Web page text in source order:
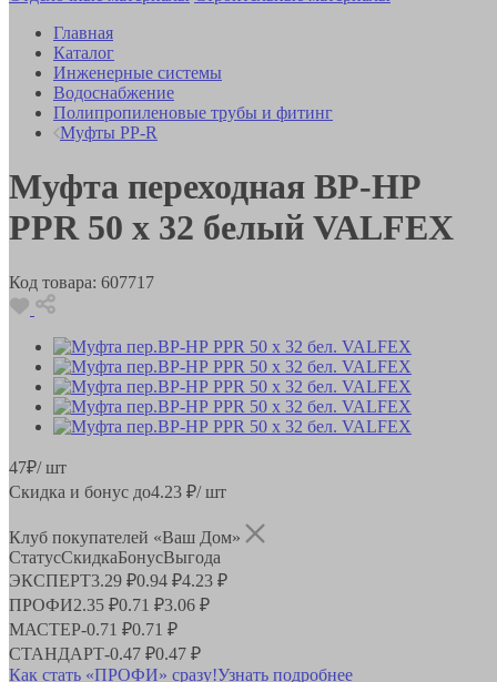
Главная
Каталог
Инженерные системы
Водоснабжение
Полипропиленовые трубы и фитинг
Муфты PP-R
Муфта переходная ВР-НР
PPR 50 х 32 белый VALFEX
Код товара: 607717
47₽/ шт
Скидка и бонус до4.23 ₽/ шт
Клуб покупателей «Ваш Дом»
СтатусСкидкаБонусВыгода
ЭКСПЕРТ3.29 ₽0.94 ₽4.23 ₽
ПРОФИ2.35 ₽0.71 ₽3.06 ₽
МАСТЕР-0.71 ₽0.71 ₽
СТАНДАРТ-0.47 ₽0.47 ₽
Как стать «ПРОФИ» сразу!Узнать подробнее